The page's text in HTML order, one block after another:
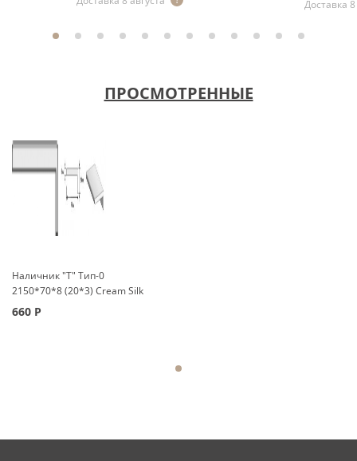
Доставка 8
ПРОСМОТРЕННЫЕ
Наличник "Т" Тип-0
2150*70*8 (20*3) Cream Silk
660 Р